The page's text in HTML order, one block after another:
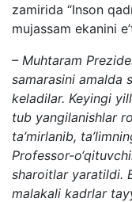
zamirida “Inson
mujassam ekanini
– Muhtaram
samarasini amalda
keladilar. Keyingi
tub yangilanishlar
ta’mirlanib,
Professor-
sharoitlar yaratildi.
malakali kadrlar